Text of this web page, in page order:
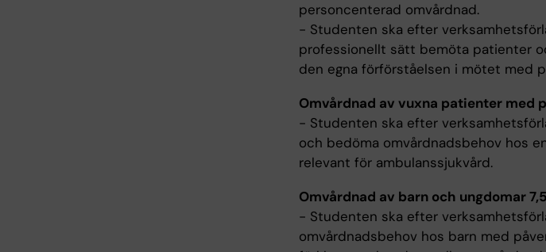
personcenterad omvårdnad.
- Studenten ska efter
professionellt sätt bemöta patienter
den egna förförståelsen i mötet med
Omvårdnad av vuxna patienter med
- Studenten ska efter
och bedöma omvårdnadsbehov hos
relevant för ambulanssjukvård.
Omvårdnad av barn och ungdomar
- Studenten ska efter
omvårdnadsbehov hos barn med